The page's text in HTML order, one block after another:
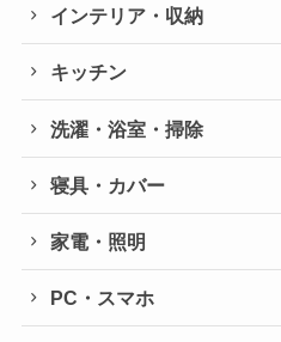
インテリア・収納
キッチン
洗濯・浴室・掃除
寝具・カバー
家電・照明
PC・スマホ